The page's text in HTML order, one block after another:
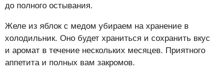
до полного остывания.
Желе из яблок с медом убираем на хранение в
холодильник. Оно будет храниться и сохранить вкус
и аромат в течение нескольких месяцев. Приятного
аппетита и полных вам закромов.